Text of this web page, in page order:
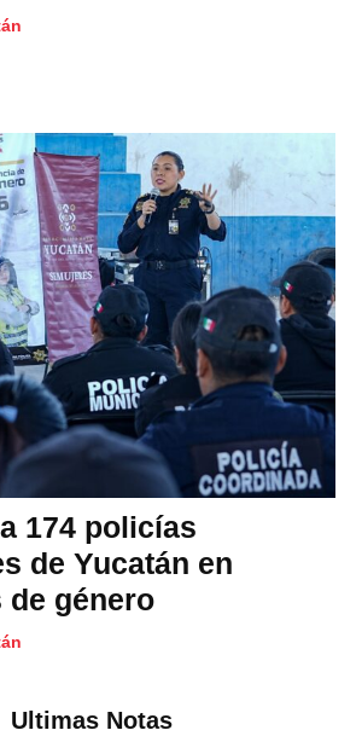
174 policías
de Yucatán en
género
Ultimas Notas